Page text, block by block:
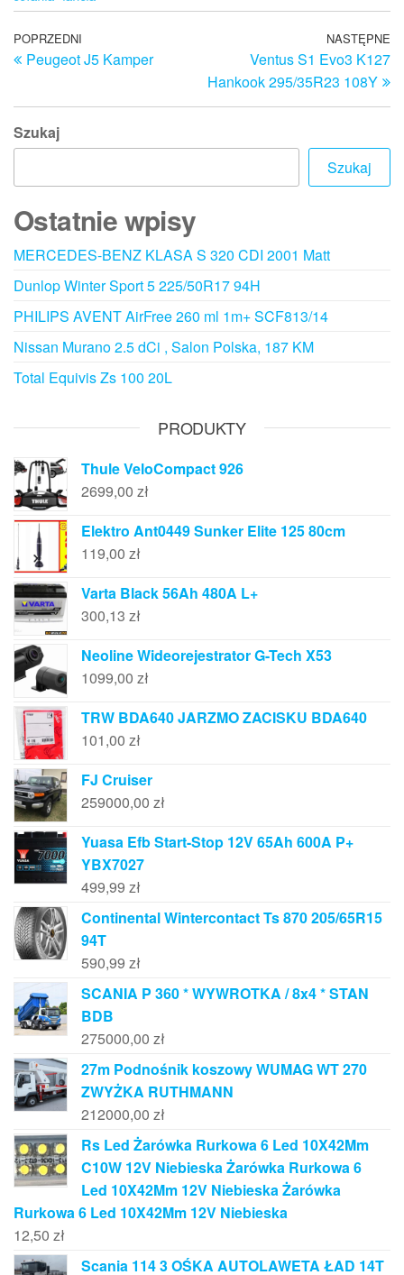
Nawigacja
wpisu
Poprzedni
wpis
POPRZEDNI
Peugeot J5 Kamper
NASTĘPNE
Ventus S1 Evo3 K127
Hankook 295/35R23 108Y
Szukaj
Szukaj
Ostatnie wpisy
MERCEDES-BENZ KLASA S 320 CDI 2001 Matt
Dunlop Winter Sport 5 225/50R17 94H
PHILIPS AVENT AirFree 260 ml 1m+ SCF813/14
Nissan Murano 2.5 dCi , Salon Polska, 187 KM
Total Equivis Zs 100 20L
PRODUKTY
Thule VeloCompact 926
2699,00 zł
Elektro Ant0449 Sunker Elite 125 80cm
119,00 zł
Varta Black 56Ah 480A L+
300,13 zł
Neoline Wideorejestrator G-Tech X53
1099,00 zł
TRW BDA640 JARZMO ZACISKU BDA640
101,00 zł
FJ Cruiser
259000,00 zł
Yuasa Efb Start-Stop 12V 65Ah 600A P+
YBX7027
499,99 zł
Continental Wintercontact Ts 870 205/65R15
94T
590,99 zł
SCANIA P 360 * WYWROTKA / 8x4 * STAN
BDB
275000,00 zł
27m Podnośnik koszowy WUMAG WT 270
ZWYŻKA RUTHMANN
212000,00 zł
Rs Led Żarówka Rurkowa 6 Led 10X42Mm
C10W 12V Niebieska Żarówka Rurkowa 6
Led 10X42Mm 12V Niebieska Żarówka
Rurkowa 6 Led 10X42Mm 12V Niebieska
12,50 zł
Scania 114 3 OŚKA AUTOLAWETA ŁAD 14T